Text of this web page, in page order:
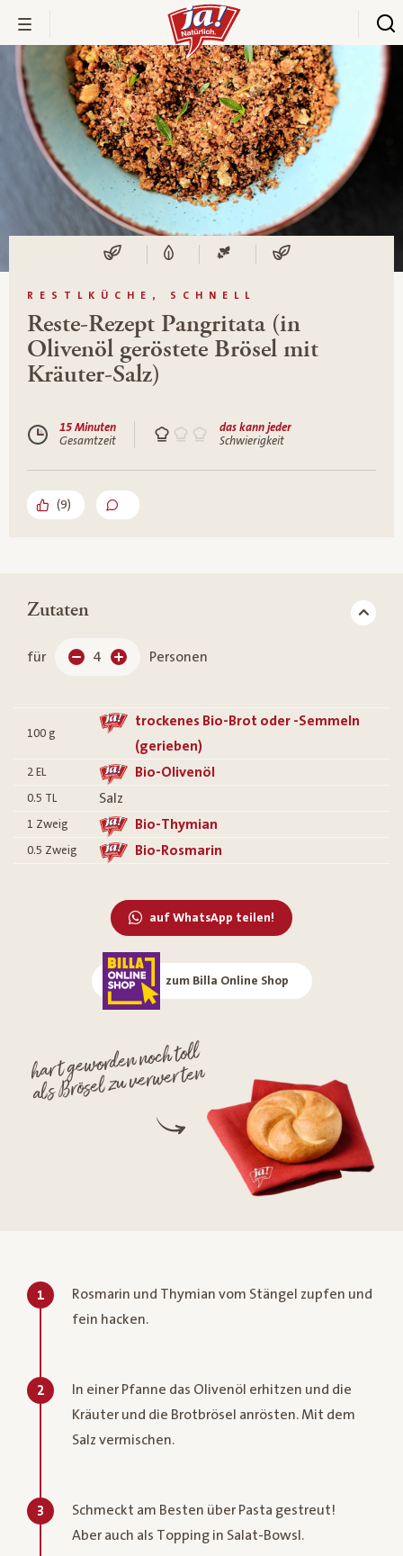
RESTLKÜCHE, SCHNELL
Reste-Rezept Pangritata (in
Olivenöl geröstete Brösel mit
Kräuter-Salz)
15 Minuten
Gesamtzeit
das kann jeder
Schwierigkeit
(9)
Zutaten
für 4 Personen
100 g
trockenes Bio-Brot oder -Semmeln
(gerieben)
2 EL Bio-Olivenöl
0.5 TL Salz
1 Zweig Bio-Thymian
0.5 Zweig Bio-Rosmarin
auf WhatsApp teilen!
zum Billa Online Shop
hart geworden noch toll
als Brösel zu verwerten
1
Rosmarin und Thymian vom Stängel zupfen und
fein hacken.
2
In einer Pfanne das Olivenöl erhitzen und die
Kräuter und die Brotbrösel anrösten. Mit dem
Salz vermischen.
3
Schmeckt am Besten über Pasta gestreut!
Aber auch als Topping in Salat-Bowsl.